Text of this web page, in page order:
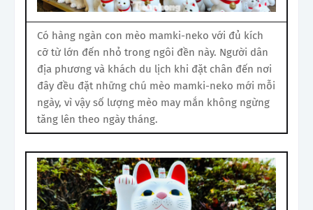
Có hàng ngàn con mèo mamki-neko với đủ kích
cỡ từ lớn đến nhỏ trong ngôi đền này. Người dân
địa phương và khách du lịch khi đặt chân đến nơi
đây đều đặt những chú mèo mamki-neko mới mỗi
ngày, vì vậy số lượng mèo may mắn không ngừng
tăng lên theo ngày tháng.